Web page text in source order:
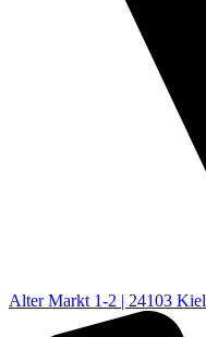
Alter Markt 1-2 | 24103 Kiel